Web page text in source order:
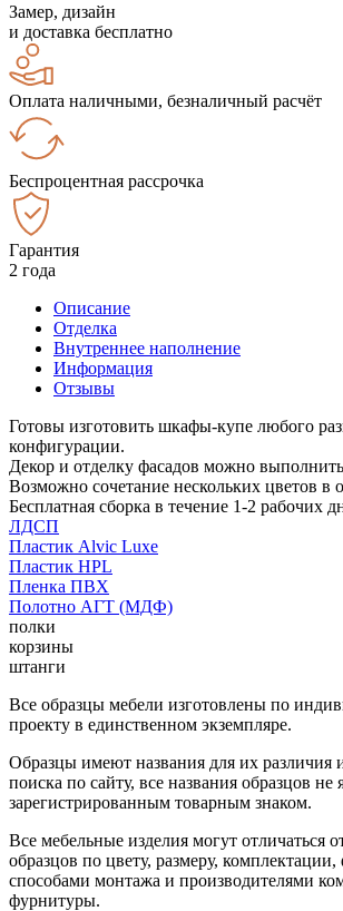
Замер, дизайн
и доставка бесплатно
Оплата наличными, безналичный расчёт
Беспроцентная рассрочка
Гарантия
2 года
Описание
Отделка
Внутреннее наполнение
Информация
Отзывы
Готовы изготовить шкафы-купе любого
конфигурации.
Декор и отделку фасадов можно
Возможно сочетание нескольких цветов в
Бесплатная сборка в течение 1-2 рабочих
ЛДСП
Пластик Alvic Luxe
Пластик HPL
Пленка ПВХ
Полотно АГТ (МДФ)
полки
корзины
штанги
Все образцы мебели изготовлены по
проекту в единственном экземпляре.
Образцы имеют названия для их различия
поиска по сайту, все названия образцов не
зарегистрированным товарным знаком.
Все мебельные изделия могут отличаться
образцов по цвету, размеру,
способами монтажа и производителями
фурнитуры.